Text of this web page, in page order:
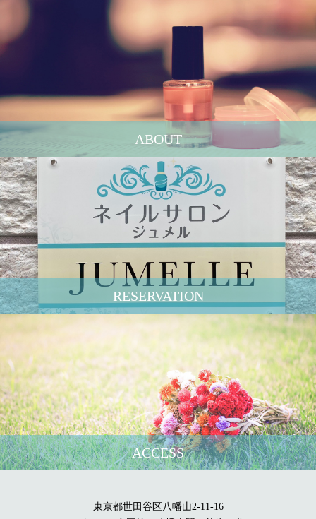
ABOUT
RESERVATION
ACCESS
東京都世田谷区八幡山2-11-16